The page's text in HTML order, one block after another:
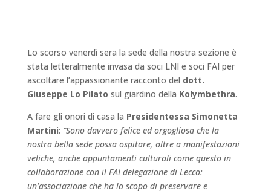
Lo scorso venerdì sera la sede della nostra sezione è
stata letteralmente invasa da soci LNI e soci FAI per
ascoltare l’appassionante racconto del dott.
Giuseppe Lo Pilato sul giardino della Kolymbethra.
A fare gli onori di casa la Presidentessa Simonetta
Martini: “Sono davvero felice ed orgogliosa che la
nostra bella sede possa ospitare, oltre a manifestazioni
veliche, anche appuntamenti culturali come questo in
collaborazione con il FAI delegazione di Lecco:
un’associazione che ha lo scopo di preservare e